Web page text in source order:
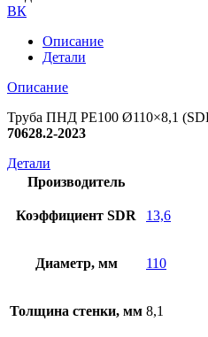
ВК
Описание
Детали
Описание
Труба ПНД РЕ100 Ø110×8,1
70628.2-2023
Детали
Производитель
Коэффициент SDR 13,6
Диаметр, мм 110
Толщина стенки, мм 8,1